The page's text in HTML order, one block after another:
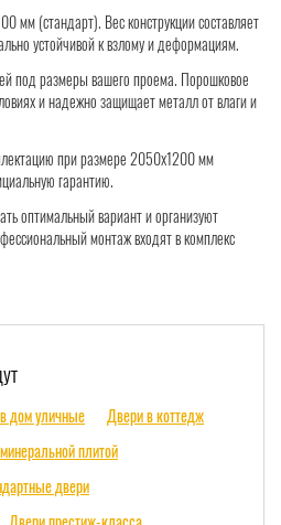
мм (стандарт). Вес конструкции составляет
устойчивой к взлому и деформациям.
под размеры вашего проема. Порошковое
и надежно защищает металл от влаги и
при размере 2050x1200 мм
гарантию.
оптимальный вариант и организуют
монтаж входят в комплекс
дом уличные
Двери в коттедж
плитой
двери